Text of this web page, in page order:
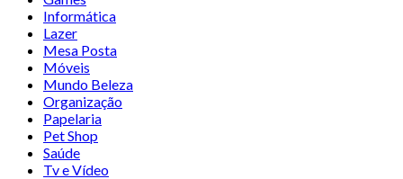
Informática
Lazer
Mesa Posta
Móveis
Mundo Beleza
Organização
Papelaria
Pet Shop
Saúde
Tv e Vídeo